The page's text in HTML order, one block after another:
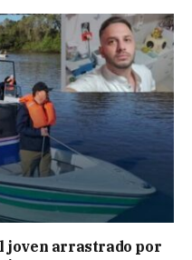
joven arrastrado por